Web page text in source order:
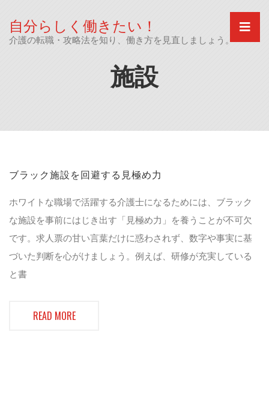
content
自分らしく働きたい！
介護の転職・攻略法を知り、働き方を見直しましょう。
施設
ブラック施設を回避する見極め力
ホワイトな職場で活躍する介護士になるためには、ブラック
な施設を事前にはじき出す「見極め力」を養うことが不可欠
です。求人票の甘い言葉だけに惑わされず、数字や事実に基
づいた判断を心がけましょう。例えば、研修が充実している
と書
READ MORE